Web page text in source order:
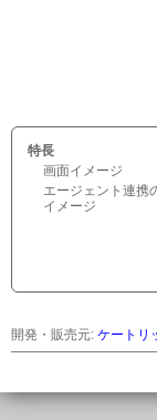
ケ
ー
特長
画面イメージ
エージェント連携
イメージ
開発・販売元: ケートリ